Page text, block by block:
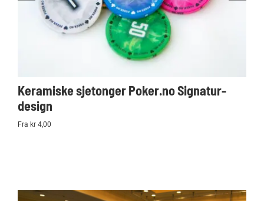
Keramiske sjetonger Poker.no Signatur-
design
Fra kr 4,00